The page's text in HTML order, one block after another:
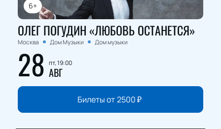
6+
ОЛЕГ ПОГУДИН «ЛЮБОВЬ ОСТАНЕТСЯ»
Москва Дом Музыки Дом музыки
28 пт, 19:00
АВГ
Билеты от2500₽